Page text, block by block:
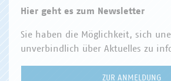
Hier geht es zum Newsletter
Sie haben die Möglichkeit, sich
unverbindlich über Aktuelles zu
ZUR ANMELDUNG